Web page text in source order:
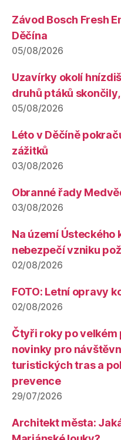
Závod Bosch Fresh
Děčína
05/08/2026
Uzavírky okolí
druhů ptáků
05/08/2026
Léto v Děčíně
zážitků
03/08/2026
Obranné řady
03/08/2026
Na území
nebezpečí vzniku
02/08/2026
FOTO: Letní opravy
02/08/2026
Čtyři roky po velkém
novinky pro
turistických tras a
prevence
29/07/2026
Architekt města: